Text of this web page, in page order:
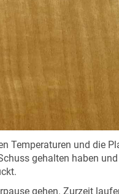
Temperaturen und die
gehalten haben
gehen. Zurzeit